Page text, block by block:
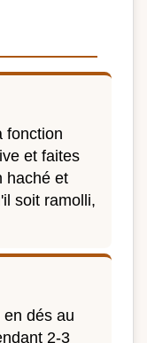
fonction
et faites
haché et
soit ramolli,
dés au
2-3